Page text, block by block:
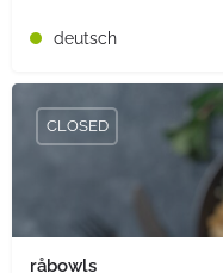
deutsch
råbowls
CLOSED